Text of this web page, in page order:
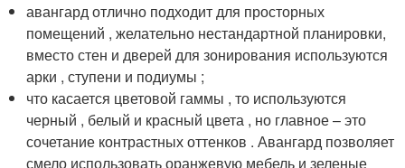
авангард отлично подходит для просторных
помещений , желательно нестандартной планировки,
вместо стен и дверей для зонирования используются
арки , ступени и подиумы ;
что касается цветовой гаммы , то используются
черный , белый и красный цвета , но главное – это
сочетание контрастных оттенков . Авангард позволяет
смело использовать оранжевую мебель и зеленые